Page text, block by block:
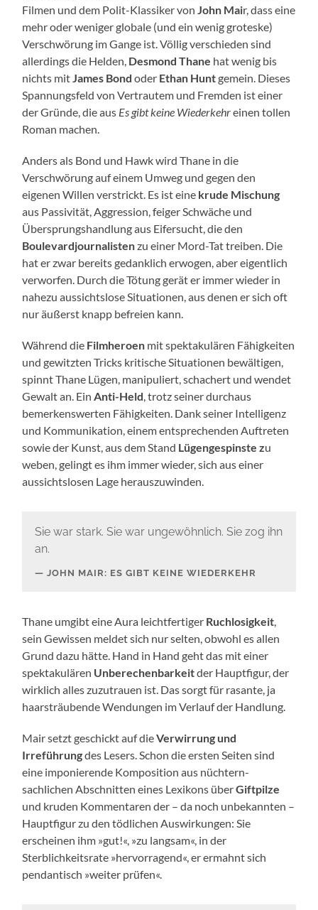
Filmen und dem Polit-Klassiker vonJohn Mair, dass eine
mehr oder weniger globale (und ein wenig groteske)
Verschwörung im Gange ist. Völlig verschieden sind
allerdings die Helden, Desmond Thane hat wenig bis
nichts mitJames Bondoder Ethan Huntgemein. Dieses
Spannungsfeld von Vertrautem und Fremden ist einer
der Gründe, die aus Es gibt keine Wiederkehreinen tollen
Roman machen.
Anders als Bond und Hawk wird Thane in die
Verschwörung auf einem Umweg und gegen den
eigenen Willen verstrickt. Es ist eine krude Mischung
aus Passivität, Aggression, feiger Schwäche und
Übersprungshandlung aus Eifersucht, die den
Boulevardjournalistenzu einer Mord-Tat treiben. Die
hat er zwar bereits gedanklich erwogen, aber eigentlich
verworfen. Durch die Tötung gerät er immer wieder in
nahezu aussichtslose Situationen, aus denen er sich oft
nur äußerst knapp befreien kann.
Während die Filmheroen mit spektakulären Fähigkeiten
und gewitzten Tricks kritische Situationen bewältigen,
spinnt Thane Lügen, manipuliert, schachert und wendet
Gewalt an. EinAnti-Held, trotz seiner durchaus
bemerkenswerten Fähigkeiten. Dank seiner Intelligenz
und Kommunikation, einem entsprechenden Auftreten
sowie der Kunst, aus dem Stand Lügengespinste zu
weben, gelingt es ihm immer wieder, sich aus einer
aussichtslosen Lage herauszuwinden.
Sie war stark. Sie war ungewöhnlich. Sie zog ihn
an.
JOHN MAIR: ES GIBT KEINE WIEDERKEHR
Thane umgibt eine Aura leichtfertiger Ruchlosigkeit,
sein Gewissen meldet sich nur selten, obwohl es allen
Grund dazu hätte. Hand in Hand geht das mit einer
spektakulären Unberechenbarkeitder Hauptfigur, der
wirklich alles zuzutrauen ist. Das sorgt für rasante, ja
haarsträubende Wendungen im Verlauf der Handlung.
Mair setzt geschickt auf dieVerwirrung und
Irreführungdes Lesers. Schon die ersten Seiten sind
eine imponierende Komposition aus nüchtern-
sachlichen Abschnitten eines Lexikons überGiftpilze
und kruden Kommentaren der – da noch unbekannten –
Hauptfigur zu den tödlichen Auswirkungen: Sie
erscheinen ihm »gut!«, »zu langsam«, in der
Sterblichkeitsrate »hervorragend«, er ermahnt sich
pendantisch »weiter prüfen«.